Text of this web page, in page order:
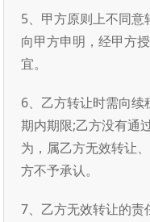
5、甲方原则上不同
向甲方申明，经甲方
宜。
6、乙方转让时需向续
期内期限;乙方没有通
为，属乙方无效转让
方不予承认。
7、乙方无效转让的责